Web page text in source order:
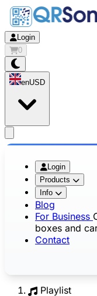
Login
0
enUSD
Login
Products
Info
Blog
For Business
boxes and
Contact
Playlist